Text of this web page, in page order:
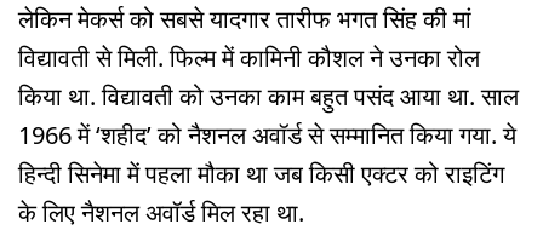
लेकिन मेकर्स को सबसे यादगार तारीफ भगत सिंह की मां
विद्यावती से मिली. फिल्म में कामिनी कौशल ने उनका रोल
किया था. विद्यावती को उनका काम बहुत पसंद आया था. साल
1966 में ‘शहीद’ को नैशनल अवॉर्ड से सम्मानित किया गया. ये
हिन्दी सिनेमा में पहला मौका था जब किसी एक्टर को राइटिंग
के लिए नैशनल अवॉर्ड मिल रहा था.